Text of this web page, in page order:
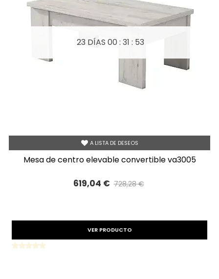
A LISTA DE DESEOS
23 DÍAS 00 : 31 : 52
mesa de centro elevable convertible va3005
619,04 € 728,28 €
VER PRODUCTO